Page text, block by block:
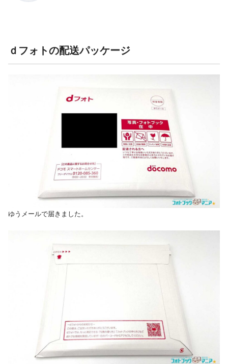
ｄフォトの配送パッケージ
ゆうメールで届きました。